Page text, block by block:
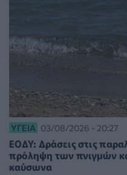
ΥΓΕΊΑ 03/08/2026 - 20:27
ΕΟΔΥ: Δράσεις στις
πρόληψη των πνιγμών
καύσωνα